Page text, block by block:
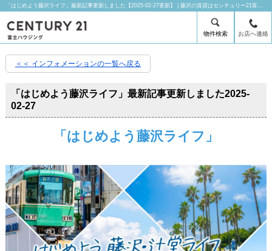
「はじめよう藤沢ライフ」最新記事更新しました【2025-02-27更新】 | 藤沢の賃貸はセンチュリー21富士ハウジングにお任せ下さい！
物件検索 お店へ連絡
＜＜ インフォメーションの一覧へ戻る
「はじめよう藤沢ライフ」最新記事更新しました2025-
02-27
「はじめよう藤沢ライフ」